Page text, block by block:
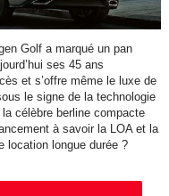
Golf a marqué un pan
ses 45 ans
et s’offre même le luxe de
le signe de la technologie
célèbre berline compacte
à savoir la LOA et la
location longue durée ?